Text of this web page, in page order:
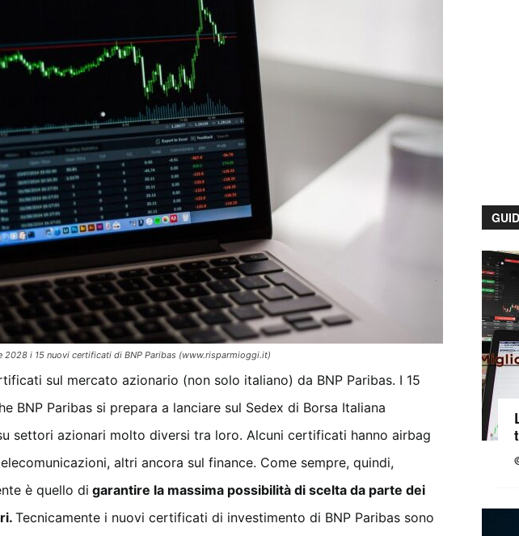
2028 i 15 nuovi certificati di BNP Paribas (www.risparmioggi.it)
sul mercato azionario (non solo italiano) da BNP Paribas. I 15
BNP Paribas si prepara a lanciare sul Sedex di Borsa Italiana
settori azionari molto diversi tra loro. Alcuni certificati hanno airbag
altri ancora sul finance. Come sempre, quindi,
è quello di garantire la massima possibilità di scelta da parte dei
Tecnicamente i nuovi certificati di investimento di BNP Paribas sono